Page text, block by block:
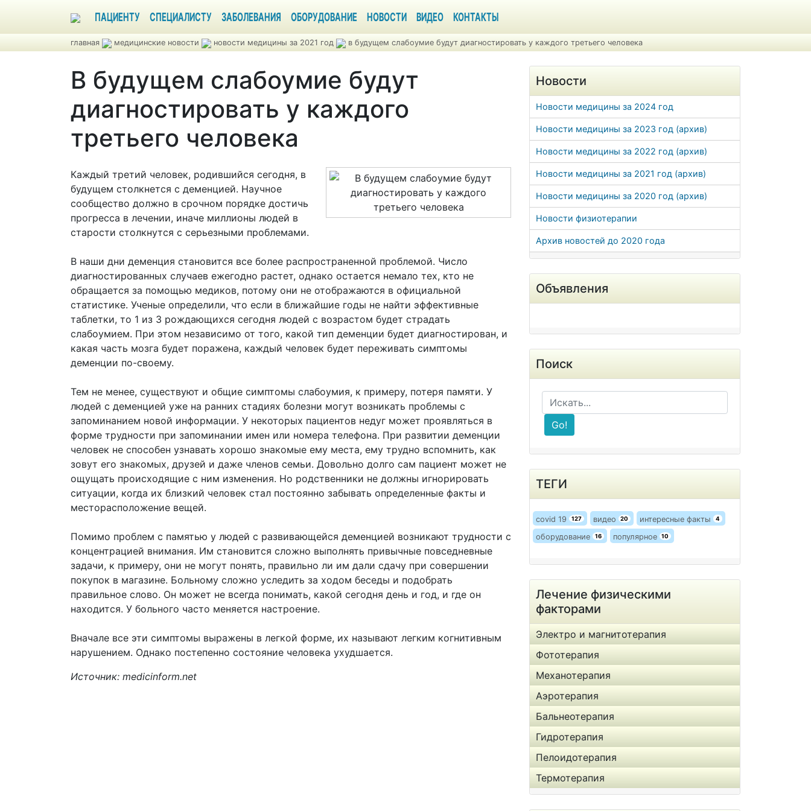
ПАЦИЕНТУ СПЕЦИАЛИСТУ ЗАБОЛЕВАНИЯ ОБОРУДОВАНИЕ НОВОСТИ ВИДЕО КОНТАКТЫ
главная медицинские новости новости медицины за 2021 год в будущем слабоумие будут диагностировать у каждого третьего человека
В будущем слабоумие будут
диагностировать у каждого
третьего человека
Каждый третий человек, родившийся сегодня, в
будущем столкнется с деменцией. Научное
сообщество должно в срочном порядке достичь
прогресса в лечении, иначе миллионы людей в
старости столкнутся с серьезными проблемами.
В наши дни деменция становится все более распространенной проблемой. Число
диагностированных случаев ежегодно растет, однако остается немало тех, кто не
обращается за помощью медиков, потому они не отображаются в официальной
статистике. Ученые определили, что если в ближайшие годы не найти эффективные
таблетки, то 1 из 3 рождающихся сегодня людей с возрастом будет страдать
слабоумием. При этом независимо от того, какой тип деменции будет диагностирован, и
какая часть мозга будет поражена, каждый человек будет переживать симптомы
деменции по-своему.
Тем не менее, существуют и общие симптомы слабоумия, к примеру, потеря памяти. У
людей с деменцией уже на ранних стадиях болезни могут возникать проблемы с
запоминанием новой информации. У некоторых пациентов недуг может проявляться в
форме трудности при запоминании имен или номера телефона. При развитии деменции
человек не способен узнавать хорошо знакомые ему места, ему трудно вспомнить, как
зовут его знакомых, друзей и даже членов семьи. Довольно долго сам пациент может не
ощущать происходящие с ним изменения. Но родственники не должны игнорировать
ситуации, когда их близкий человек стал постоянно забывать определенные факты и
месторасположение вещей.
Помимо проблем с памятью у людей с развивающейся деменцией возникают трудности с
концентрацией внимания. Им становится сложно выполнять привычные повседневные
задачи, к примеру, они не могут понять, правильно ли им дали сдачу при совершении
покупок в магазине. Больному сложно уследить за ходом беседы и подобрать
правильное слово. Он может не всегда понимать, какой сегодня день и год, и где он
находится. У больного часто меняется настроение.
Вначале все эти симптомы выражены в легкой форме, их называют легким когнитивным
нарушением. Однако постепенно состояние человека ухудшается.
Источник: medicinform.net
Новости
Новости медицины за 2024 год
Новости медицины за 2023 год (архив)
Новости медицины за 2022 год (архив)
Новости медицины за 2021 год (архив)
Новости медицины за 2020 год (архив)
Новости физиотерапии
Архив новостей до 2020 года
Объявления
Поиск
Go!
ТЕГИ
covid 19 127 видео 20 интересные факты 4
оборудование 16 популярное 10
Лечение физическими
факторами
Электро и магнитотерапия
Фототерапия
Механотерапия
Аэротерапия
Бальнеотерапия
Гидротерапия
Пелоидотерапия
Термотерапия